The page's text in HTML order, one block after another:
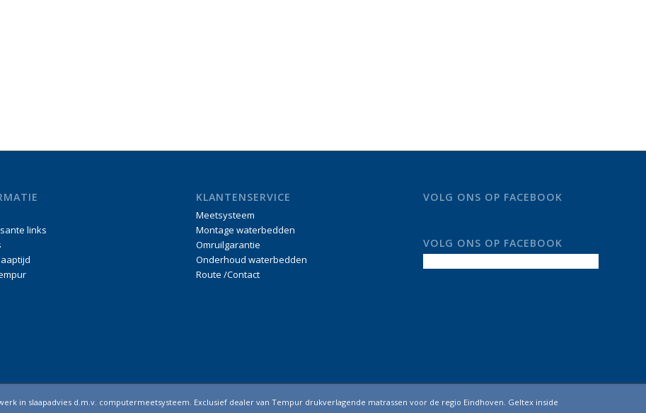
links
KLANTENSERVICE
Meetsysteem
Montage waterbedden
Omruilgarantie
Onderhoud waterbedden
Route /Contact
VOLG ONS OP FACEBOOK
VOLG ONS OP FACEBOOK
in slaapadvies d.m.v. computermeetsysteem. Exclusief dealer van Tempur drukverlagende matrassen voor de regio Eindhoven. Geltex inside